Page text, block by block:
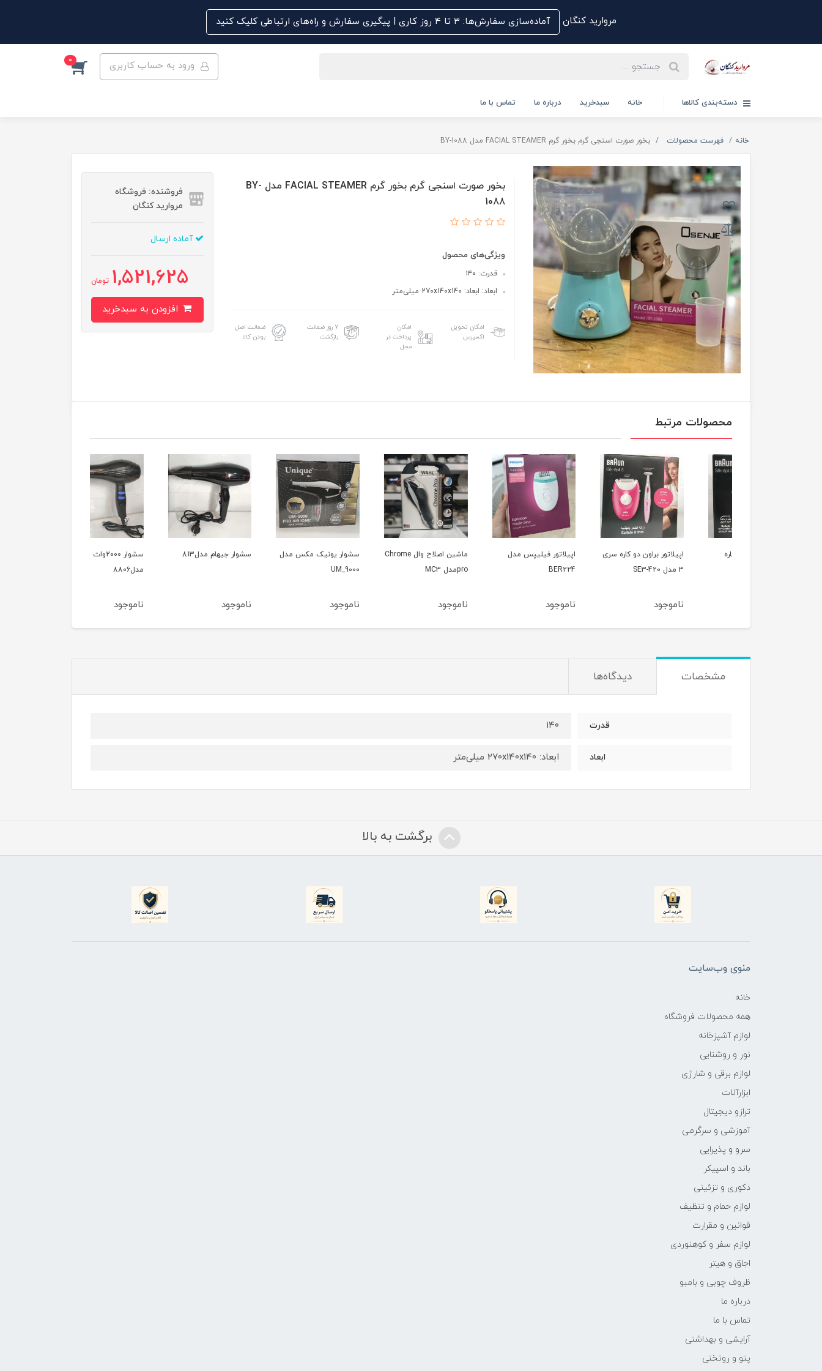
مروارید کنگان آماده‌سازی سفارش‌ها: ۳ تا ۴ روز کاری | پیگیری سفارش و راه‌های ارتباطی کلیک کنید
ورود به حساب کاربری 0
دسته‌بندی کالاها خانه سبدخرید درباره ما تماس با ما
خانه فهرست محصولات بخور صورت اسنجی گرم بخور گرم FACIAL STEAMER مدل BY-1088
بخور صورت اسنجی گرم بخور گرم FACIAL STEAMER مدل BY-
1088
ویژگی‌های محصول
قدرت: ۱۴۰
ابعاد: ابعاد: 270x140x140 میلی‌متر
امکان تحویل
اکسپرس
امکان
پرداخت در
محل
۷ روز ضمانت
بازگشت
ضمانت اصل
بودن کالا
فروشنده: فروشگاه
مروارید کنگان
آماده ارسال
1,521,625 تومان
محصولات مرتبط
اپیلاتور براون دو کاره سری
اپیلاتور فیلیپس مدل
ماشین اصلاح وال Chrome
سشوار یونیک مکس مدل
سشوار جیهام مدل813
سشوار 2000وات
مشخصات دیدگاه‌ها
قدرت ۱۴۰
ابعاد ابعاد: 270x140x140 میلی‌متر
برگشت به بالا
منوی وب‌سایت
خانه
همه محصولات فروشگاه
لوازم آشپزخانه
نور و روشنایی
لوازم برقی و شارژی
ابزارآلات
ترازو دیجیتال
آموزشی و سرگرمی
سرو و پذیرایی
باند و اسپیکر
دکوری و تزئینی
لوازم حمام و تنظیف
قوانین و مقرارت
لوازم سفر و کوهنوردی
اجاق و هیتر
ظروف چوبی و بامبو
درباره ما
تماس با ما
آرایشی و بهداشتی
پتو و روتختی